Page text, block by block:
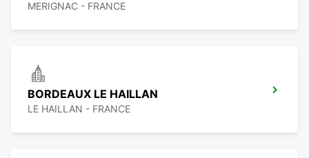
MERIGNAC - FRANCE
BORDEAUX LE HAILLAN
LE HAILLAN - FRANCE